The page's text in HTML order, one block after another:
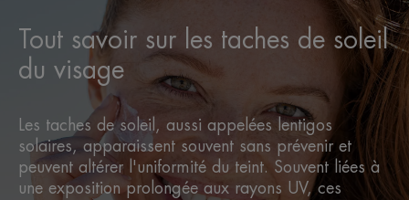
Tout savoir sur les taches de soleil
du visage
Les taches de soleil, aussi appelées lentigos
solaires, apparaissent souvent sans prévenir et
peuvent altérer l'uniformité du teint. Souvent liées à
une exposition prolongée aux rayons UV, ces